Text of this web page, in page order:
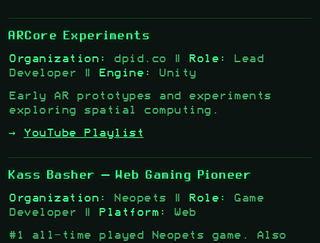
ARCore Experiments
Organization:
dpid.co | Role:
Lead
Developer |
Engine:
Unity
Early AR prototypes and experiments
exploring spatial computing.
→
YouTube Playlist
Kass Basher
— Web Gaming Pioneer
Organization:
Neopets | Role:
Game
Developer |
Platform:
Web
#1 all-time played Neopets game. Also